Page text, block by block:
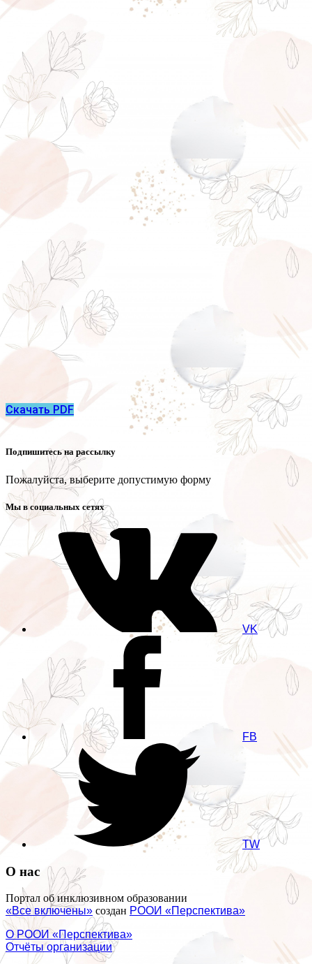
Скачать PDF
Подпишитесь на рассылку
Пожалуйста, выберите допустимую форму
Мы в социальных сетях
VK
FB
TW
О нас
Портал об инклюзивном образовании
«Все включены» создан РООИ «Перспектива»
О РООИ «Перспектива»
Отчёты организации